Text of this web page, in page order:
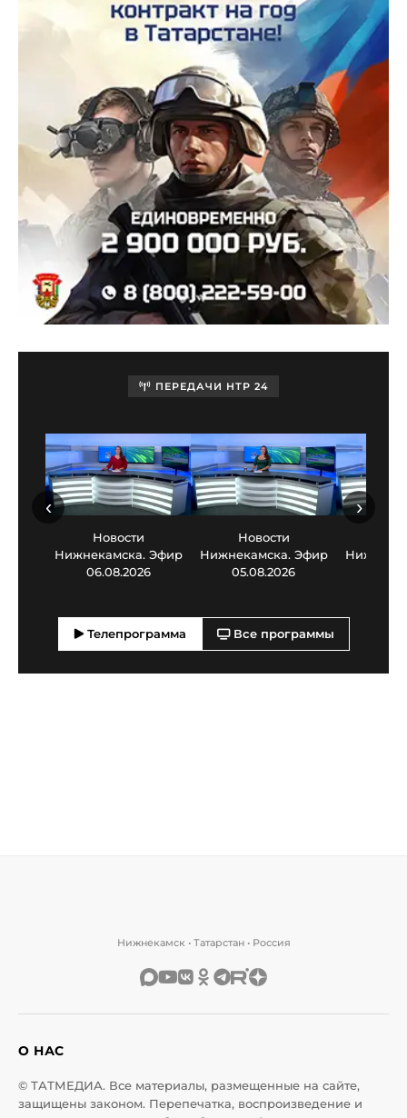
ПЕРЕДАЧИ НТР 24
Новости
Нижнекамска. Эфир
06.08.2026
Новости
Нижнекамска. Эфир
05.08.2026
‹ ›
Телепрограмма Все программы
Нижнекамск • Татарстан • Россия
О НАС
© ТАТМЕДИА. Все материалы, размещенные на сайте,
защищены законом. Перепечатка, воспроизведение и